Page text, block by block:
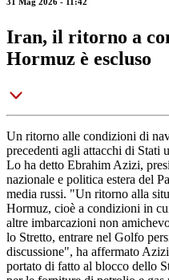
Iran, il ritorno a
Hormuz è escluso
Un ritorno alle condizioni di
precedenti agli attacchi di Stati
Lo ha detto Ebrahim Azizi,
nazionale e politica estera del
media russi. "Un ritorno alla
Hormuz, cioè a condizioni in
altre imbarcazioni non
lo Stretto, entrare nel Golfo
discussione", ha affermato
portato di fatto al blocco dello